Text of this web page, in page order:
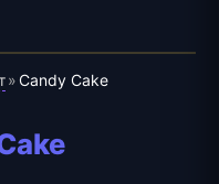
»Candy Cake